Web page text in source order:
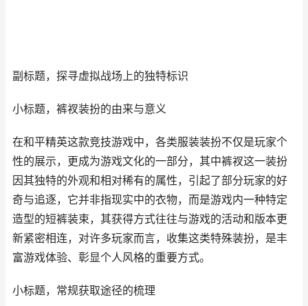
副标题，探寻虚拟战场上的独特标识
小标题，裤衩装扮的由来与意义
在和平精英这款竞技游戏中，各类服装装扮不仅是玩家个
性的展示，更成为游戏文化的一部分，其中裤衩这一装扮
因其独特的外观和相对稀有的属性，引起了部分玩家的好
奇与追逐，它并非指现实中的衣物，而是游戏内一种特定
造型的短裤装束，其获得方式往往与游戏的活动和版本更
新紧密相连，对许多玩家而言，收集这类特殊装扮，是丰
富游戏体验、彰显个人风格的重要方式。
小标题，常规获取途径的梳理